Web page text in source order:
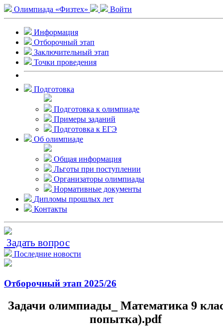
Олимпиада «Физтех» Войти
Информация
Отборочный этап
Заключительный этап
Точки проведения
Подготовка
Подготовка к олимпиаде
Примеры заданий
Подготовка к ЕГЭ
Об олимпиаде
Общая информация
Льготы при поступлении
Организаторы олимпиады
Нормативные документы
Дипломы прошлых лет
Контакты
Задать вопрос
Последние новости
Отборочный этап 2025/26
Задачи олимпиады_ Математика 9
попытка).pdf